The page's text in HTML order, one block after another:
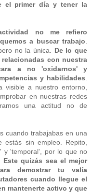
el primer día y tener la
no me refiero
a buscar trabajo
no la única. De lo que
con nuestra
a no 'oxidarnos' y
y habilidades
visible a nuestro entorno,
en nuestras redes
una actitud no de
cuando trabajabas en una
sin empleo. Repito,
y 'temporal', por lo que no
Este quizás sea el mejor
demostrar tu valía
cuando llegue el
mantenerte activo y que